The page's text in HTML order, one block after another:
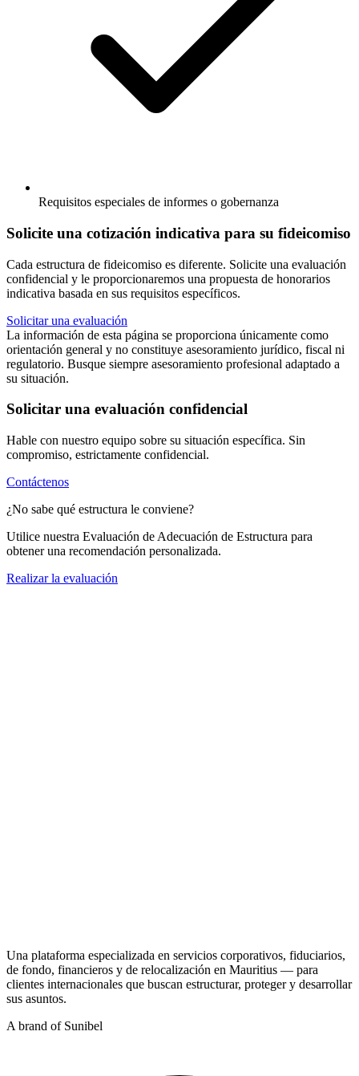
Requisitos especiales de informes o gobernanza
Solicite una cotización indicativa para su fideicomiso
Cada estructura de fideicomiso es diferente. Solicite una evaluación
confidencial y le proporcionaremos una propuesta de honorarios
indicativa basada en sus requisitos específicos.
Solicitar una evaluación
La información de esta página se proporciona únicamente como
orientación general y no constituye asesoramiento jurídico, fiscal ni
regulatorio. Busque siempre asesoramiento profesional adaptado a
su situación.
Solicitar una evaluación confidencial
Hable con nuestro equipo sobre su situación específica. Sin
compromiso, estrictamente confidencial.
Contáctenos
¿No sabe qué estructura le conviene?
Utilice nuestra Evaluación de Adecuación de Estructura para
obtener una recomendación personalizada.
Realizar la evaluación
Una plataforma especializada en servicios corporativos, fiduciarios,
de fondo, financieros y de relocalización en Mauritius — para
clientes internacionales que buscan estructurar, proteger y desarrollar
sus asuntos.
A brand of Sunibel